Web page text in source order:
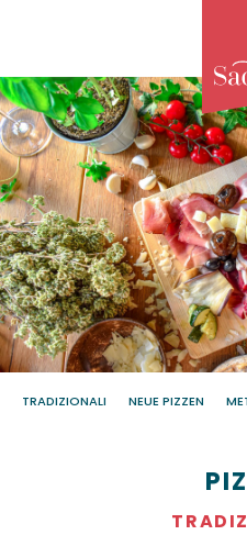
TRADIZIONALI NEUE PIZZEN